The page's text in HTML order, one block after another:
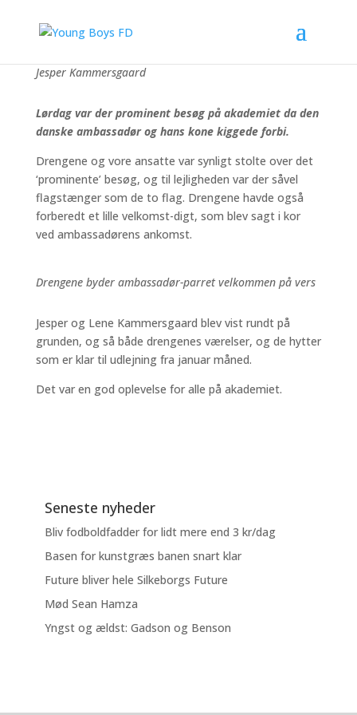
Young Boys Academy fik lørdag en ‘ny spiller’ med på
Jesper Kammersgaard
Lørdag var der prominent besøg på akademiet da den
danske ambassadør og hans kone kiggede forbi.
Drengene og vore ansatte var synligt stolte over det
‘prominente’ besøg, og til lejligheden var der såvel
flagstænger som de to flag. Drengene havde også
forberedt et lille velkomst-digt, som blev sagt i kor
ved ambassadørens ankomst.
Drengene byder ambassadør-parret velkommen på vers
Jesper og Lene Kammersgaard blev vist rundt på
grunden, og så både drengenes værelser, og de hytter
som er klar til udlejning fra januar måned.
Det var en god oplevelse for alle på akademiet.
Seneste nyheder
Bliv fodboldfadder for lidt mere end 3 kr/dag
Basen for kunstgræs banen snart klar
Future bliver hele Silkeborgs Future
Mød Sean Hamza
Yngst og ældst: Gadson og Benson